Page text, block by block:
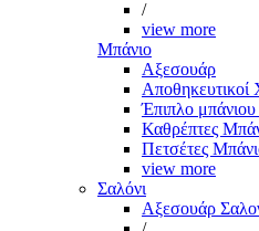
/
view more
Μπάνιο
Αξεσουάρ
Αποθηκευτικοί
Έπιπλο μπάνιου
Καθρέπτες
Πετσέτες
view more
Σαλόνι
Αξεσουάρ